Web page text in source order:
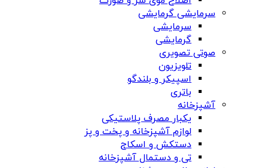
سرمایشی گرمایشی
سرمایشی
گرمایشی
صوتی تصویری
تلویزیون
اسپیکر و بلندگو
باتری
آشپزخانه
یکبار مصرف پلاستیکی
لوازم آشپزخانه و پخت و پز
دستکش و اسکاج
تی و دستمال آشپزخانه